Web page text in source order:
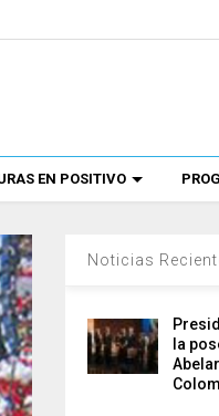
EN POSITIVO
Noticias
la